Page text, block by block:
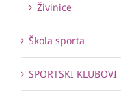
Živinice
Škola sporta
SPORTSKI KLUBOVI